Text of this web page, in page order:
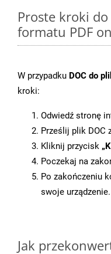
Proste kroki
formatu PDF
W przypadku DOC do
kroki:
Odwiedź stronę
Prześlij plik DOC
Kliknij przycisk
Poczekaj na
Po zakończeniu
swoje urządzenie.
Jak